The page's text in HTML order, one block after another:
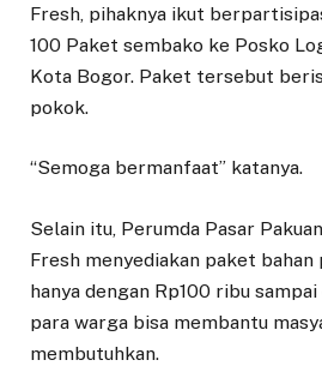
Fresh, pihaknya ikut
100 Paket sembako ke Posko
Kota Bogor. Paket tersebut
pokok.
“Semoga bermanfaat” katanya.
Selain itu, Perumda Pasar
Fresh menyediakan paket
hanya dengan Rp100 ribu
para warga bisa membantu
membutuhkan.